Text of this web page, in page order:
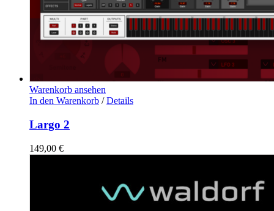
Warenkorb ansehen
In den Warenkorb / Details
Largo 2
149,00 €